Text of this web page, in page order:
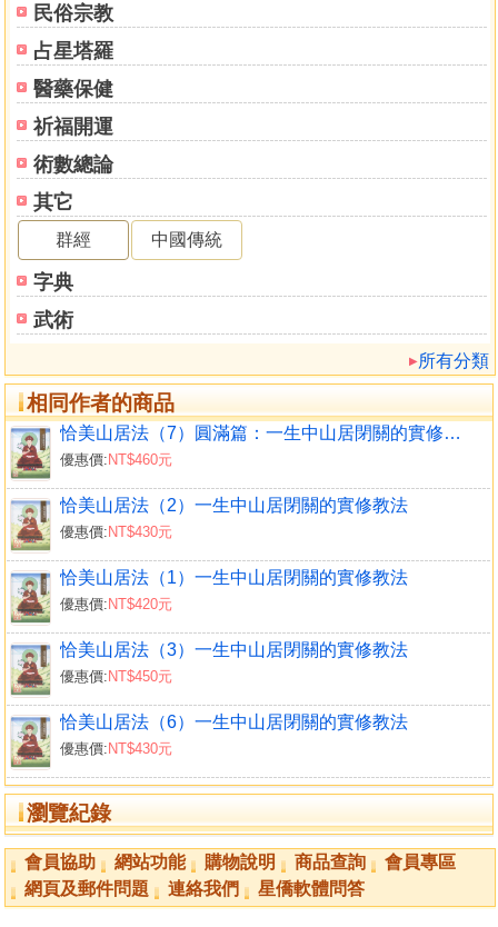
民俗宗教
占星塔羅
醫藥保健
祈福開運
術數總論
其它
群經 中國傳統
字典
武術
所有分類
相同作者的商品
恰美山居法（7）圓滿篇：一生中山居閉關的實修教法
優惠價: NT$460元
恰美山居法（2）一生中山居閉關的實修教法
優惠價: NT$430元
恰美山居法（1）一生中山居閉關的實修教法
優惠價: NT$420元
恰美山居法（3）一生中山居閉關的實修教法
優惠價: NT$450元
恰美山居法（6）一生中山居閉關的實修教法
優惠價: NT$430元
瀏覽紀錄
淨業除障的火供 31
壇城沙及其修法 33
供養淨水沐浴 35
剋毒法 37
拔除五毒 38
禮敬對生壇城 39
觀想圓滿次第 41
指示道路 48
投生西方極樂淨土 49
送亡者到西方淨土的方法 51
〈附錄〉開示解脫道問答 55
第二十二章 聞即解脫──中陰聞教大解脫 63
給予中陰口訣的時機 67
如何呼喚他們的名 68
現在是中陰 68
中陰四種特有的徵兆 70
中陰的其他現象 72
引導已死的真相 73
唯一的救度者 75
寂靜尊出現 75
奔向五方佛的智慧大道 77
喧囂中的持明尊眾 77
聞即解脫的故事 78
忿怒尊的化現 81
幫助亡者消除執著 83
開示救度亡者 85
〈附錄〉聞即解脫問答 90
第二十三章 無憂樹的涼蔭──防護偷盜及死亡之法 99
摩利支天佛母晨座的修持方式 104
摩利支天佛母昏座的修持方式 108
摩利支天佛母閉關的修持方式 110
會員協助 網站功能 購物說明 商品查詢
會員專區
網頁及郵件問題
連絡我們 星僑軟體問答